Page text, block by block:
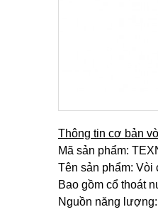
Thông tin cơ bản
Mã sản phẩm:
Tên sản phẩm:
Bao gồm cổ thoát
Nguồn năng